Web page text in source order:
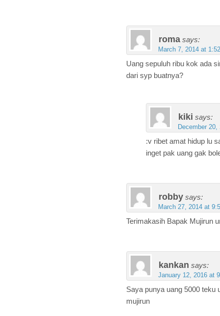
roma says:
March 7, 2014 at
Uang sepuluh ribu kok ada
dari syp buatnya?
kiki says:
December
:v ribet amat hidup lu
inget pak uang gak
robby says:
March 27, 2014 at
Terimakasih Bapak Mujirun
kankan says:
January 12, 2016 at
Saya punya uang 5000 teku
mujirun